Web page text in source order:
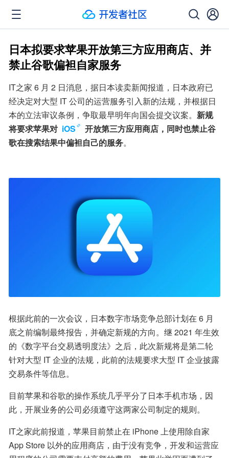
日本拟要求苹果开放第三方应用商店、并
禁止谷歌偏袒自家服务
IT之家 6 月 2 日消息，据日本读卖新闻报道，日本政府已
经决定对大型 IT 公司的运营服务引入新的法规，并根据日
本的立法审议条例，争取最早明年向国会提交议案。 新规
将要求苹果对 iOS
开放第三方应用商店，同时也禁止谷
歌在搜索结果中偏袒自己的服务。
根据此前的一次会议，日本数字市场竞争总部计划在 6 月
底之前编制最终报告，并确定新规的方向。继 2021 年生效
的《数字平台交易透明度法》之后，此次新规将是第二轮
针对大型 IT 企业的法规，此前的法规要求大型 IT 企业披露
交易条件等信息。
目前苹果和谷歌的操作系统几乎平分了日本手机市场，因
此，开展业务的公司必须遵守这两家公司制定的规则。
IT之家此前报道，苹果目前禁止在 iPhone 上使用除自家
App Store 以外的应用商店，由于没有竞争，开发和运营应